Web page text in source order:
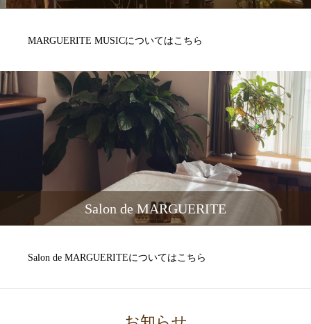
MARGUERITE MUSICについてはこちら
Salon de MARGUERITE
Salon de MARGUERITEについてはこちら